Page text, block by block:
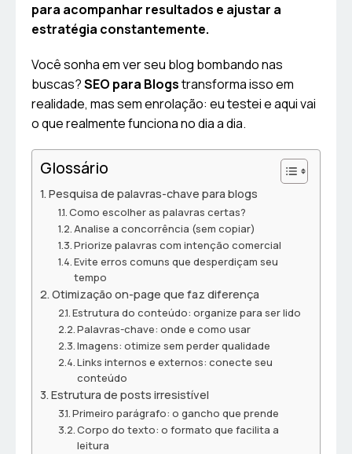
para acompanhar resultados e ajustar a
estratégia constantemente.
Você sonha em ver seu blog bombando nas
buscas?SEO para Blogstransforma isso em
realidade, mas sem enrolação: eu testei e aqui vai
o que realmente funciona no dia a dia.
Glossário
Pesquisa de palavras-chave para blogs
Como escolher as palavras certas?
Analise a concorrência (sem copiar)
Priorize palavras com intenção comercial
Evite erros comuns que desperdiçam seu
tempo
Otimização on-page que faz diferença
Estrutura do conteúdo: organize para ser lido
Palavras-chave: onde e como usar
Imagens: otimize sem perder qualidade
Links internos e externos: conecte seu
conteúdo
Estrutura de posts irresistível
Primeiro parágrafo: o gancho que prende
Corpo do texto: o formato que facilita a
leitura